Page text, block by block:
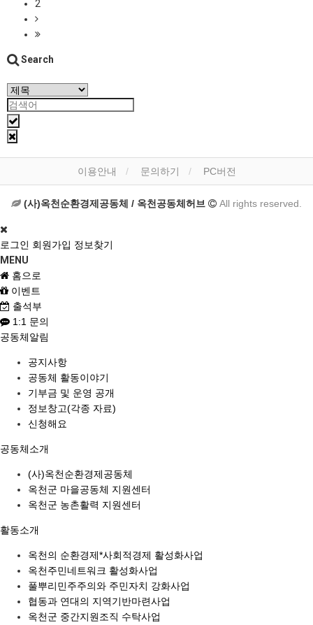
2
Search
이용안내 문의하기 PC버전
(사)옥천순환경제공동체 / 옥천공동체허브 All rights reserved.
로그인 회원가입 정보찾기
MENU
홈으로
이벤트
출석부
1:1 문의
공동체알림
공지사항
공동체 활동이야기
기부금 및 운영 공개
정보창고(각종 자료)
신청해요
공동체소개
(사)옥천순환경제공동체
옥천군 마을공동체 지원센터
옥천군 농촌활력 지원센터
활동소개
옥천의 순환경제*사회적경제 활성화사업
옥천주민네트워크 활성화사업
풀뿌리민주주의와 주민자치 강화사업
협동과 연대의 지역기반마련사업
옥천군 중간지원조직 수탁사업